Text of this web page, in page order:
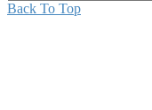
Back To Top